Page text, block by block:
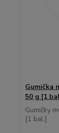
Gumička
50 g [1
Gumičky
[1 bal.]